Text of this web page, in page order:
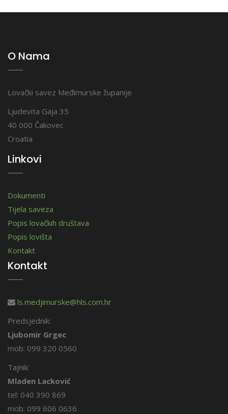
O Nama
Lovački savez Međimurske županije
Ljudevita Gaja 35
40 000 Čakovec
Croatia
Linkovi
Dokumenti
Tijela saveza
Popis lovačkih društava
Popis lovišta
Kontakt
Kontakt
ls.medjimurske@hls.com.hr
Predsjednik:
Ljubomir Grgec
mob: 099 320 0560
Tajnik:
Mladen Lacković
tel: 040 390 869
mob: 099 606 0636